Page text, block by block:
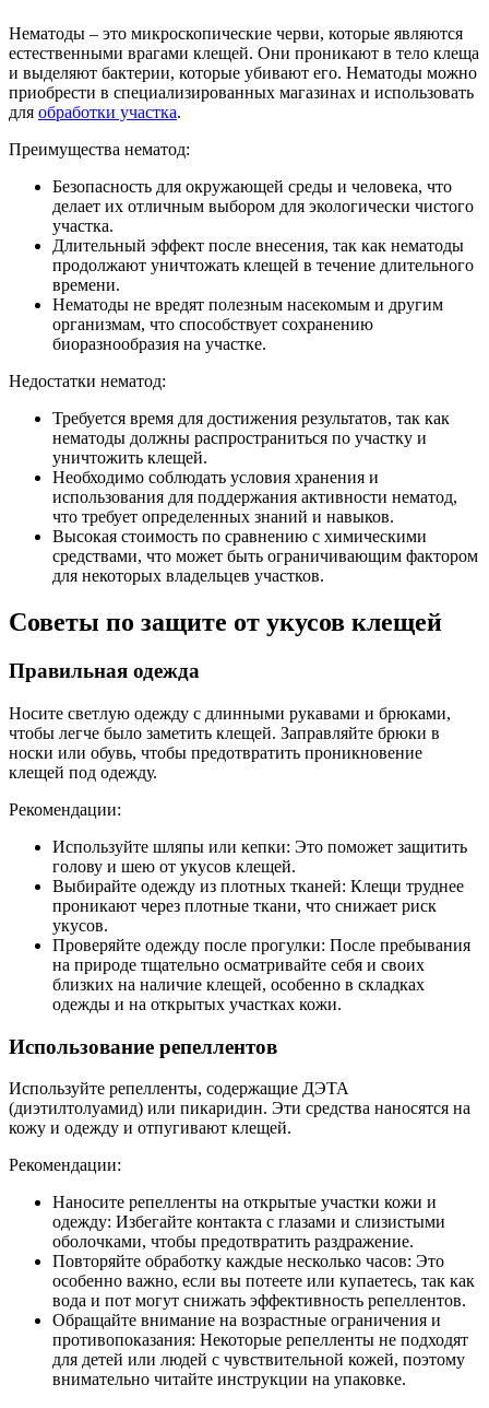
Нематоды – это микроскопические черви, которые являются
естественными врагами клещей. Они проникают в тело клеща
и выделяют бактерии, которые убивают его. Нематоды можно
приобрести в специализированных магазинах и использовать
для обработки участка.
Преимущества нематод:
Безопасность для окружающей среды и человека, что
делает их отличным выбором для экологически чистого
участка.
Длительный эффект после внесения, так как нематоды
продолжают уничтожать клещей в течение длительного
времени.
Нематоды не вредят полезным насекомым и другим
организмам, что способствует сохранению
биоразнообразия на участке.
Недостатки нематод:
Требуется время для достижения результатов, так как
нематоды должны распространиться по участку и
уничтожить клещей.
Необходимо соблюдать условия хранения и
использования для поддержания активности нематод,
что требует определенных знаний и навыков.
Высокая стоимость по сравнению с химическими
средствами, что может быть ограничивающим фактором
для некоторых владельцев участков.
Советы по защите от укусов клещей
Правильная одежда
Носите светлую одежду с длинными рукавами и брюками,
чтобы легче было заметить клещей. Заправляйте брюки в
носки или обувь, чтобы предотвратить проникновение
клещей под одежду.
Рекомендации:
Используйте шляпы или кепки: Это поможет защитить
голову и шею от укусов клещей.
Выбирайте одежду из плотных тканей: Клещи труднее
проникают через плотные ткани, что снижает риск
укусов.
Проверяйте одежду после прогулки: После пребывания
на природе тщательно осматривайте себя и своих
близких на наличие клещей, особенно в складках
одежды и на открытых участках кожи.
Использование репеллентов
Используйте репелленты, содержащие ДЭТА
(диэтилтолуамид) или пикаридин. Эти средства наносятся на
кожу и одежду и отпугивают клещей.
Рекомендации:
Наносите репелленты на открытые участки кожи и
одежду: Избегайте контакта с глазами и слизистыми
оболочками, чтобы предотвратить раздражение.
Повторяйте обработку каждые несколько часов: Это
особенно важно, если вы потеете или купаетесь, так как
вода и пот могут снижать эффективность репеллентов.
Обращайте внимание на возрастные ограничения и
противопоказания: Некоторые репелленты не подходят
для детей или людей с чувствительной кожей, поэтому
внимательно читайте инструкции на упаковке.